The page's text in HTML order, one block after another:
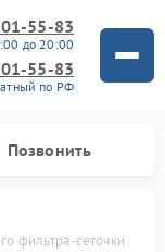
55-83
до 20:00
55-83
по РФ
Позвонить
фильтра-сеточки